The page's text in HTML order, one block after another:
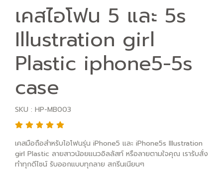
เคสไอโฟน 5 และ 5s
Illustration girl
Plastic iphone5-5s
case
SKU : HP-MB003
เคสมือถือสำหรับไอโฟนรุ่น iPhone5 และ iPhone5s Illustration
girl Plastic ลายสาวน้อยแนวอิลลัสท์ หรือลายตามใจคุณ เรารับสั่ง
ทำทุกดีไซน์ รับออกแบบทุกลาย สกรีนเนียนๆ